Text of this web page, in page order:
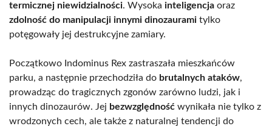
termicznej niewidzialności. Wysoka inteligencja oraz
zdolność do manipulacji innymi dinozaurami tylko
potęgowały jej destrukcyjne zamiary.
Początkowo Indominus Rex zastraszała mieszkańców
parku, a następnie przechodziła do brutalnych ataków,
prowadząc do tragicznych zgonów zarówno ludzi, jak i
innych dinozaurów. Jej bezwzględność wynikała nie tylko z
wrodzonych cech, ale także z naturalnej tendencji do